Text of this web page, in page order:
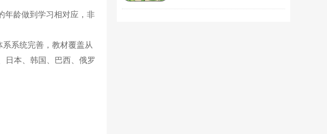
年龄做到学习相对应，非
系统完善，教材覆盖从
日本、韩国、巴西、俄罗